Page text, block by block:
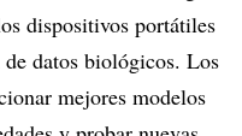
dispositivos portátiles
datos biológicos. Los
mejores modelos